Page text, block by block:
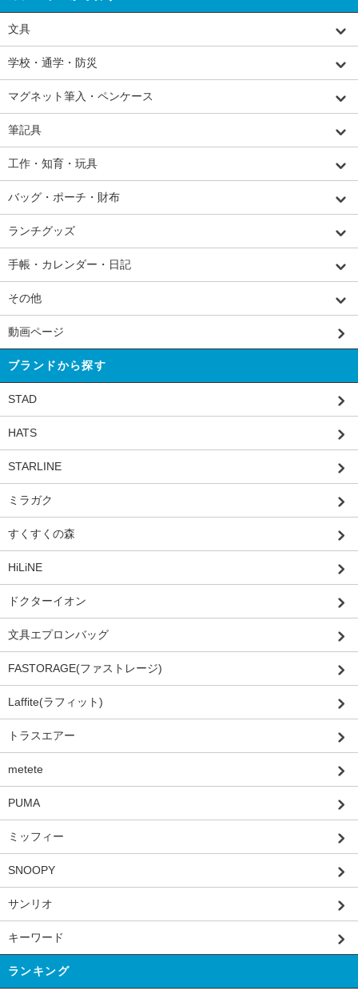
文具
学校・通学・防災
マグネット筆入・ペンケース
筆記具
工作・知育・玩具
バッグ・ポーチ・財布
ランチグッズ
手帳・カレンダー・日記
その他
動画ページ
ブランドから探す
STAD
HATS
STARLINE
ミラガク
すくすくの森
HiLiNE
ドクターイオン
文具エプロンバッグ
FASTORAGE(ファストレージ)
Laffite(ラフィット)
トラスエアー
metete
PUMA
ミッフィー
SNOOPY
サンリオ
キーワード
ランキング